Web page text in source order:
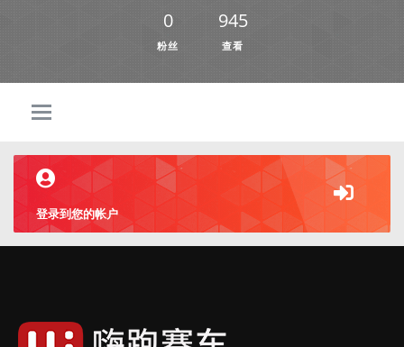
0
粉丝
945
查看
登录到您的帐户